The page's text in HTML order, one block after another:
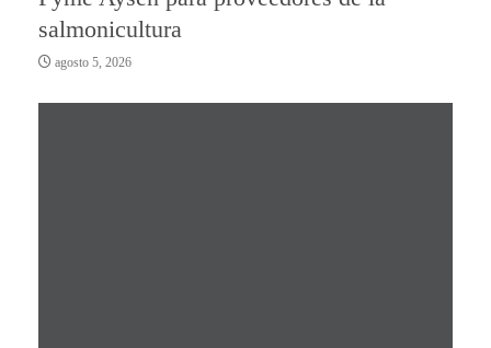
salmonicultura
agosto 5, 2026